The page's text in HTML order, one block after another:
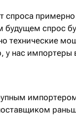
спроса
спрос
технические
у нас импортеры